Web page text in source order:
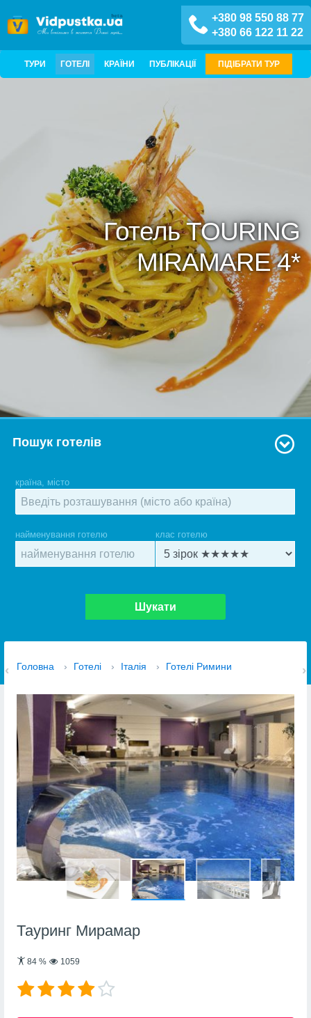
+380 98 550 88 77
+380 66 122 11 22
ТУРИ ГОТЕЛІ КРАЇНИ ПУБЛІКАЦІЇ ПІДІБРАТИ ТУР
Готель TOURING
MIRAMARE 4*
Пошук готелів
країна, місто
найменування готелю клас готелю
Шукати
Головна › Готелі › Італія › Готелі Римини
Тауринг Мирамар
84% 1059